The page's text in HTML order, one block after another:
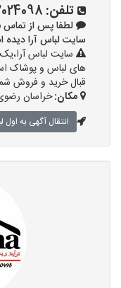
تلفن:
لطفا پس از تماس
سایت لباس آرا دیده ام و کد
سایت لباس
های لباس و پوشاک
قبال خرید و فروش
مکان:خراسان
انتقال آگهی به